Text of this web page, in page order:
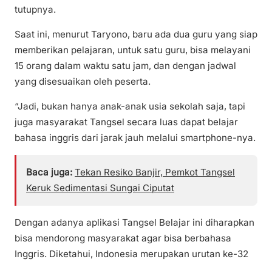
tutupnya.
Saat ini, menurut Taryono, baru ada dua guru yang siap
memberikan pelajaran, untuk satu guru, bisa melayani
15 orang dalam waktu satu jam, dan dengan jadwal
yang disesuaikan oleh peserta.
“Jadi, bukan hanya anak-anak usia sekolah saja, tapi
juga masyarakat Tangsel secara luas dapat belajar
bahasa inggris dari jarak jauh melalui smartphone-nya.
Baca juga: Tekan Resiko Banjir, Pemkot Tangsel
Keruk Sedimentasi Sungai Ciputat
Dengan adanya aplikasi Tangsel Belajar ini diharapkan
bisa mendorong masyarakat agar bisa berbahasa
Inggris. Diketahui, Indonesia merupakan urutan ke-32